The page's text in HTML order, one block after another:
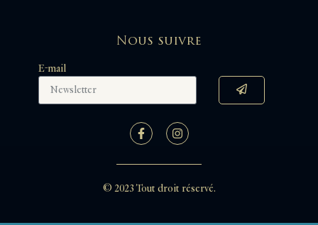
Nous suivre
E-mail
© 2023 Tout droit réservé.